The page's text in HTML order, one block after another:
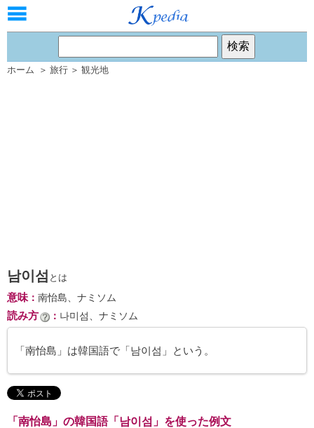
ホーム ＞ 旅行 ＞ 観光地
남이섬 とは
意味： 南怡島、ナミソム
読み方 ： 나미섬、ナミソム
「南怡島」は韓国語で「남이섬」という。
「南怡島」の韓国語「남이섬」を使った例文